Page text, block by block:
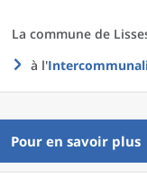
La commune de
à l'
Pour en savoir plus